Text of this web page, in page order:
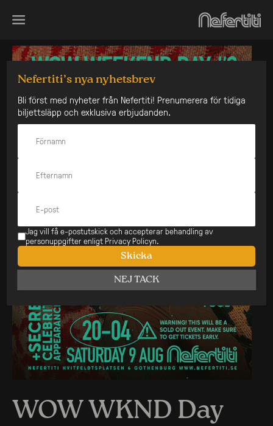
content
WOW WKND Day
Nefertiti’s nya nyhetsbrev
Bli först med nyheter från Nefertiti! Prenumerera för tidiga
biljettsläpp och exklusiva erbjudanden.
Jag vill få e-postutskick och accepterar behandling av
personuppgifter enligt Privacy Policyn.
Skicka
NEJ TACK